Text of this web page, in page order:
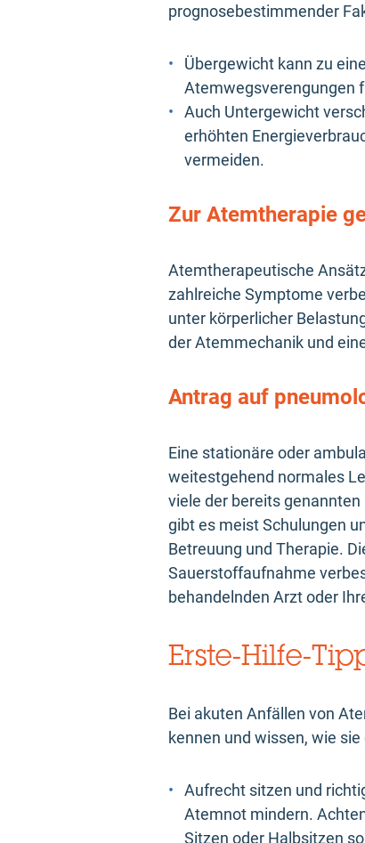
prognosebestimmender
Übergewicht kann zu
Atemwegsverengungen
Auch Untergewicht
erhöhten
vermeiden.
Zur Atemtherapie
Atemtherapeutische
zahlreiche Symptome
unter körperlicher
der Atemmechanik und
Antrag auf
Eine stationäre oder
weitestgehend normales
viele der bereits
gibt es meist Schulungen
Betreuung und Therapie.
Sauerstoffaufnahme
behandelnden Arzt oder
Erste-Hilfe-
Bei akuten Anfällen von
kennen und wissen, wie
Aufrecht sitzen und
Atemnot mindern.
Sitzen oder Halbsitzen